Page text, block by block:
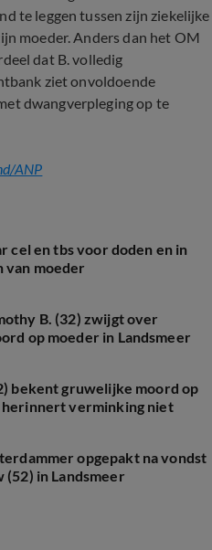
te leggen tussen zijn ziekelijke
moeder. Anders dan het OM
dat B. volledig
ziet onvoldoende
dwangverpleging op te
ANP
cel en tbs voor doden en in
van moeder
B. (32) zwijgt over
op moeder in Landsmeer
bekent gruwelijke moord op
herinnert verminking niet
opgepakt na vondst
(52) in Landsmeer